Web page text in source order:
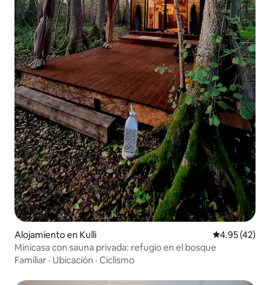
Alojamiento en Kulli Calificación
4.95 (42)
Minicasa con sauna privada: refugio en el bosque
Familiar · Ubicación · Ciclismo